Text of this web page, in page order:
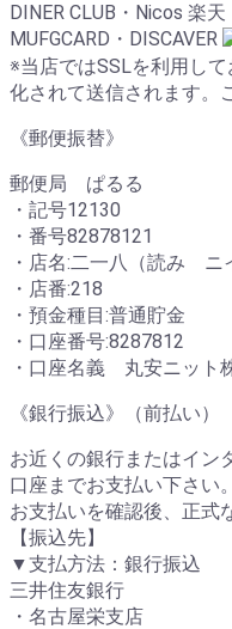
DINER CLUB・Nicos 楽天
MUFGCARD・DISCAVER
※当店ではSSLを利用し
化されて送信されます。
《郵便振替》
郵便局 ぱるる
・記号12130
・番号82878121
・店名:二一八（読み ニ
・店番:218
・預金種目:普通貯金
・口座番号:8287812
・口座名義 丸安ニット
《銀行振込》（前払い）
お近くの銀行またはイン
口座までお支払い下さい。
お支払いを確認後、正式
【振込先】
▼支払方法：銀行振込
三井住友銀行
・名古屋栄支店